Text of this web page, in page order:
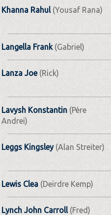
Khanna Rahul(Yousaf Rana)
Langella Frank(Gabriel)
Lanza Joe(Rick)
Lavysh Konstantin (Père
Andrei)
Leggs Kingsley(Alan Streiter)
Lewis Clea (Deirdre Kemp)
Lynch John Carroll(Fred)